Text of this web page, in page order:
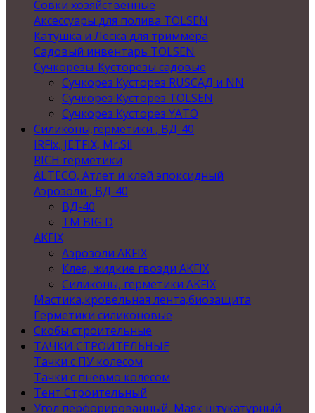
Совки хозяйственные
Аксессуары для полива TOLSEN
Катушка и Леска для триммера
Садовый инвентарь TOLSEN
Сучкорезы-Кусторезы садовые
Сучкорез Кусторез RUSСАД и NN
Сучкорез Кусторез TOLSEN
Сучкорез Кусторез YATO
Силиконы,герметики , ВД-40
IRFix, JETFIX, Mr.Sil
RICH герметики
ALTECO, Атлет и клей эпоксидный
Аэрозоли , ВД-40
ВД-40
TM BIG D
AKFIX
Аэрозоли AKFIX
Клея, жидкие гвозди AKFIX
Силиконы, герметики AKFIX
Мастика,кровельная лента,биозащита
Герметики силиконовые
Скобы строительные
ТАЧКИ СТРОИТЕЛЬНЫЕ
Тачки с ПУ колесом
Тачки с пневмо колесом
Тент Строительный
Угол перфорированный, Маяк штукатурный